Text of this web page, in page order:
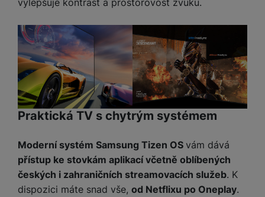
Praktická TV s chytrým systémem
Moderní systém Samsung Tizen OS vám dává
přístup ke stovkám aplikací včetně oblíbených
českých i zahraničních streamovacích služeb. K
dispozici máte snad vše, od Netflixu po Oneplay.